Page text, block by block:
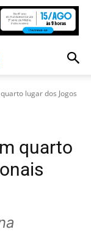
lugar dos Jogos
quarto